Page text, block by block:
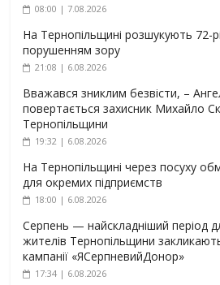
08:00 | 7.08.2026
На Тернопільщині розшукують 72-
порушенням зору
21:08 | 6.08.2026
Вважався зниклим безвісти, –
повертається захисник Михайло
Тернопільщини
19:32 | 6.08.2026
На Тернопільщині через посуху
для окремих підприємств
18:00 | 6.08.2026
Серпень — найскладніший період
жителів Тернопільщини
кампанії «ЯСерпневийДонор»
17:34 | 6.08.2026